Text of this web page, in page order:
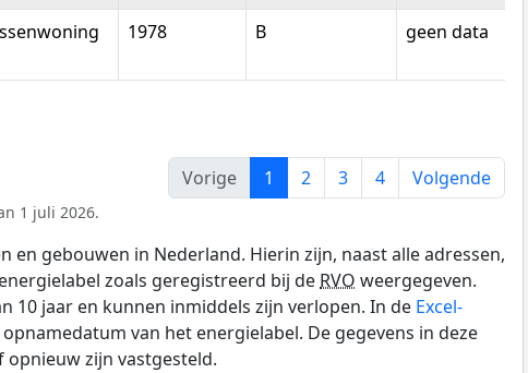
1978 B geen data
Vorige
1 2 3 4 Volgende
1 juli 2026.
en gebouwen in Nederland. Hierin zijn, naast alle adressen,
zoals geregistreerd bij de RVO weergegeven.
10 jaar en kunnen inmiddels zijn verlopen. In de Excel-
van het energielabel. De gegevens in deze
opnieuw zijn vastgesteld.